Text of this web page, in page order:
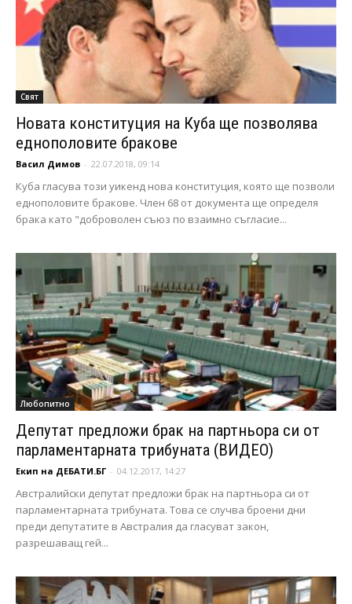
Свят
Новата конституция на Куба ще позволява
еднополовите бракове
Васил Димов - 22.07.2018, 09:14
Куба гласува този уикенд нова конституция, която ще позволи
еднополовите бракове. Член 68 от документа ще определя
брака като "доброволен съюз по взаимно съгласие...
Любопитно
Депутат предложи брак на партньора си от
парламентарната трибуната (ВИДЕО)
Екип на ДЕБАТИ.БГ - 04.12.2017, 14:27
Австралийски депутат предложи брак на партньора си от
парламентарната трибуната. Това се случва броени дни
преди депутатите в Австралия да гласуват закон,
разрешаващ гей...